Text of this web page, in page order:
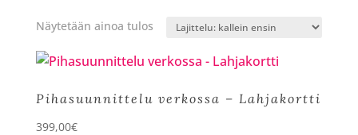
Näytetään ainoa tulos
Pihasuunnittelu verkossa – Lahjakortti
399,00€